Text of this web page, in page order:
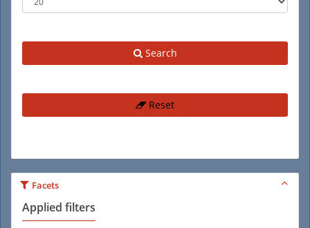
Search
Reset
Facets
Applied filters